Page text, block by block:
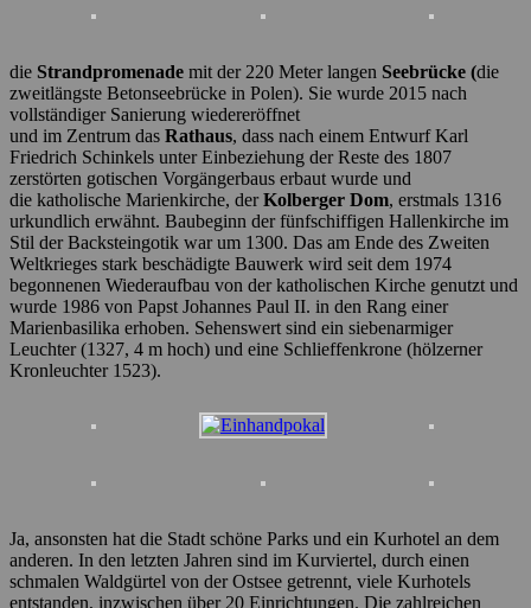
die Strandpromenade mit der 220 Meter langen Seebrücke (die
zweitlängste Betonseebrücke in Polen). Sie wurde 2015 nach
vollständiger Sanierung wiedereröffnet
und im Zentrum das Rathaus, dass nach einem Entwurf Karl
Friedrich Schinkels unter Einbeziehung der Reste des 1807
zerstörten gotischen Vorgängerbaus erbaut wurde und
die katholische Marienkirche, derKolberger Dom, erstmals 1316
urkundlich erwähnt. Baubeginn der fünfschiffigen Hallenkirche im
Stil der Backsteingotik war um 1300. Das am Ende des Zweiten
Weltkrieges stark beschädigte Bauwerk wird seit dem 1974
begonnenen Wiederaufbau von der katholischen Kirche genutzt und
wurde 1986 von Papst Johannes Paul II. in den Rang einer
Marienbasilika erhoben. Sehenswert sind ein siebenarmiger
Leuchter (1327, 4 m hoch) und eine Schlieffenkrone (hölzerner
Kronleuchter 1523).
Ja, ansonsten hat die Stadt schöne Parks und ein Kurhotel an dem
anderen. In den letzten Jahren sind im Kurviertel, durch einen
schmalen Waldgürtel von der Ostsee getrennt, viele Kurhotels
entstanden, inzwischen über 20 Einrichtungen. Die zahlreichen